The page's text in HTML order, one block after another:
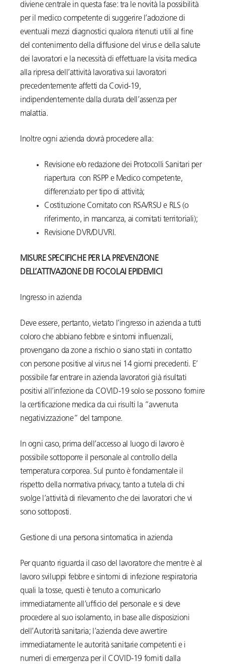
diviene centrale in questa fase: tra le novità la possibilità
per il medico competente di suggerire l’adozione di
eventuali mezzi diagnostici qualora ritenuti utili al fine
del contenimento della diffusione del virus e della salute
dei lavoratori e la necessità di effettuare la visita medica
alla ripresa dell’attività lavorativa sui lavoratori
precedentemente affetti da Covid-19,
indipendentemente dalla durata dell’assenza per
malattia.
Inoltre ogni azienda dovrà procedere alla:
Revisione e/o redazione dei Protocolli Sanitari per
riapertura con RSPP e Medico competente,
differenziato per tipo di attività;
Costituzione Comitato con RSA/RSU e RLS (o
riferimento, in mancanza, ai comitati territoriali);
Revisione DVR/DUVRI.
MISURE SPECIFICHE PER LA PREVENZIONE
DELL’ATTIVAZIONE DEI FOCOLAI EPIDEMICI
Ingresso in azienda
Deve essere, pertanto, vietato l’ingresso in azienda a tutti
coloro che abbiano febbre e sintomi influenzali,
provengano da zone a rischio o siano stati in contatto
con persone positive al virus nei 14 giorni precedenti. E’
possibile far entrare in azienda lavoratori già risultati
positivi all’infezione da COVID-19 solo se possono fornire
la certificazione medica da cui risulti la “avvenuta
negativizzazione” del tampone.
In ogni caso, prima dell’accesso al luogo di lavoro è
possibile sottoporre il personale al controllo della
temperatura corporea. Sul punto è fondamentale il
rispetto della normativa privacy, tanto a tutela di chi
svolge l’attività di rilevamento che dei lavoratori che vi
sono sottoposti.
Gestione di una persona sintomatica in azienda
Per quanto riguarda il caso del lavoratore che mentre è al
lavoro sviluppi febbre e sintomi di infezione respiratoria
quali la tosse, questi è tenuto a comunicarlo
immediatamente all’ufficio del personale e si deve
procedere al suo isolamento, in base alle disposizioni
dell’Autorità sanitaria; l’azienda deve avvertire
immediatamente le autorità sanitarie competenti e i
numeri di emergenza per il COVID-19 forniti dalla